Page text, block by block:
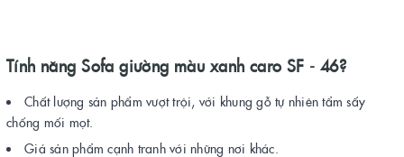
Tính năng Sofa giường màu xanh caro SF - 46?
Chất lượng sản phẩm vượt trội, với khung gỗ tự nhiên tẩm sấy
chống mối mọt.
Giá sản phẩm cạnh tranh với những nơi khác.